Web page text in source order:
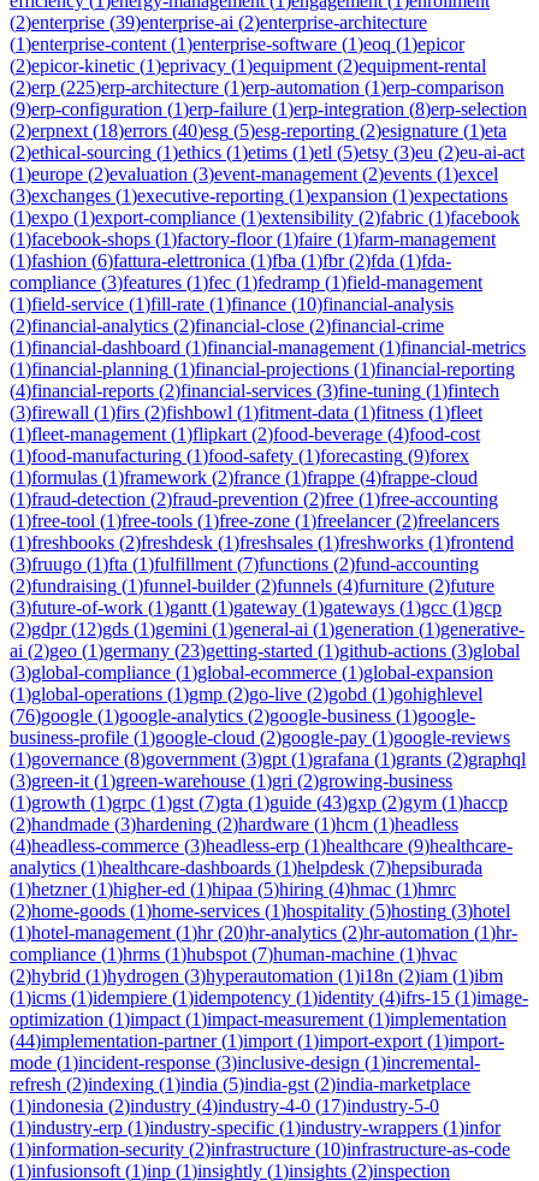
(2)enterprise (39)enterprise-ai (2)enterprise-architecture
(1)enterprise-content (1)enterprise-software (1)eoq (1)epicor
(2)epicor-kinetic (1)eprivacy (1)equipment (2)equipment-rental
(2)erp (225)erp-architecture (1)erp-automation (1)erp-comparison
(9)erp-configuration (1)erp-failure (1)erp-integration (8)erp-selection
(2)erpnext (18)errors (40)esg (5)esg-reporting (2)esignature (1)eta
(2)ethical-sourcing (1)ethics (1)etims (1)etl (5)etsy (3)eu (2)eu-ai-act
(1)europe (2)evaluation (3)event-management (2)events (1)excel
(3)exchanges (1)executive-reporting (1)expansion (1)expectations
(1)expo (1)export-compliance (1)extensibility (2)fabric (1)facebook
(1)facebook-shops (1)factory-floor(1)faire (1)farm-management
(1)fashion (6)fattura-elettronica (1)fba (1)fbr(2)fda (1)fda-
compliance (3)features (1)fec (1)fedramp (1)field-management
(1)field-service (1)fill-rate (1)finance (10)financial-analysis
(2)financial-analytics (2)financial-close (2)financial-crime
(1)financial-dashboard (1)financial-management (1)financial-metrics
(1)financial-planning (1)financial-projections (1)financial-reporting
(4)financial-reports (2)financial-services (3)fine-tuning (1)fintech
(3)firewall (1)firs (2)fishbowl (1)fitment-data (1)fitness (1)fleet
(1)fleet-management (1)flipkart (2)food-beverage (4)food-cost
(1)food-manufacturing (1)food-safety (1)forecasting (9)forex
(1)formulas (1)framework (2)france (1)frappe (4)frappe-cloud
(1)fraud-detection (2)fraud-prevention (2)free (1)free-accounting
(1)free-tool (1)free-tools (1)free-zone (1)freelancer(2)freelancers
(1)freshbooks (2)freshdesk (1)freshsales (1)freshworks (1)frontend
(3)fruugo (1)fta (1)fulfillment (7)functions (2)fund-accounting
(2)fundraising (1)funnel-builder(2)funnels (4)furniture (2)future
(3)future-of-work (1)gantt (1)gateway (1)gateways (1)gcc (1)gcp
(2)gdpr(12)gds (1)gemini (1)general-ai (1)generation (1)generative-
ai (2)geo (1)germany (23)getting-started (1)github-actions (3)global
(3)global-compliance (1)global-ecommerce (1)global-expansion
(1)global-operations (1)gmp (2)go-live (2)gobd (1)gohighlevel
(76)google (1)google-analytics (2)google-business (1)google-
business-profile (1)google-cloud (2)google-pay (1)google-reviews
(1)governance (8)government (3)gpt (1)grafana (1)grants (2)graphql
(3)green-it (1)green-warehouse (1)gri (2)growing-business
(1)growth (1)grpc (1)gst (7)gta (1)guide (43)gxp (2)gym (1)haccp
(2)handmade (3)hardening (2)hardware (1)hcm (1)headless
(4)headless-commerce (3)headless-erp (1)healthcare (9)healthcare-
analytics (1)healthcare-dashboards (1)helpdesk (7)hepsiburada
(1)hetzner(1)higher-ed (1)hipaa (5)hiring (4)hmac (1)hmrc
(2)home-goods (1)home-services (1)hospitality (5)hosting (3)hotel
(1)hotel-management (1)hr(20)hr-analytics (2)hr-automation (1)hr-
compliance (1)hrms (1)hubspot (7)human-machine (1)hvac
(2)hybrid (1)hydrogen (3)hyperautomation (1)i18n (2)iam (1)ibm
(1)icms (1)idempiere (1)idempotency (1)identity (4)ifrs-15 (1)image-
optimization (1)impact (1)impact-measurement (1)implementation
(44)implementation-partner(1)import (1)import-export (1)import-
mode (1)incident-response (3)inclusive-design (1)incremental-
refresh (2)indexing (1)india (5)india-gst (2)india-marketplace
(1)indonesia (2)industry (4)industry-4-0 (17)industry-5-0
(1)industry-erp (1)industry-specific (1)industry-wrappers (1)infor
(1)information-security (2)infrastructure (10)infrastructure-as-code
(1)infusionsoft (1)inp (1)insightly (1)insights (2)inspection